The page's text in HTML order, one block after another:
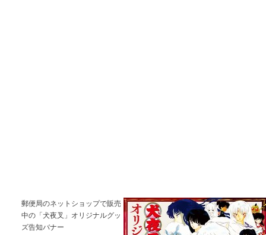
郵便局のネットショップで販売
中の「犬夜叉」オリジナルグッ
ズ告知バナー